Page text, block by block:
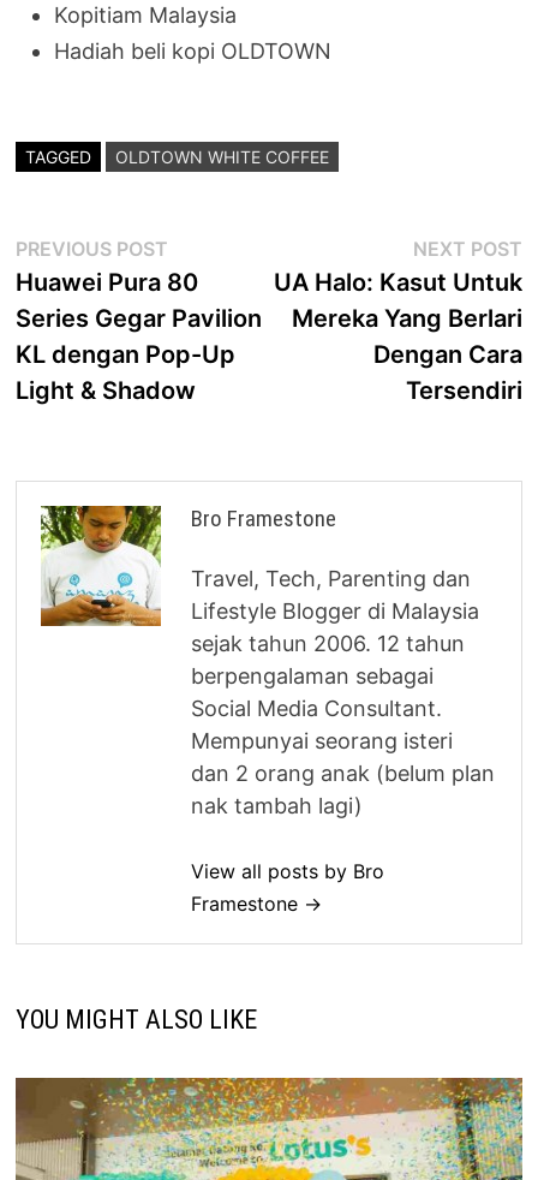
Kopitiam Malaysia
Hadiah beli kopi OLDTOWN
TAGGED OLDTOWN WHITE COFFEE
Post
navigation
PREVIOUS POST
post:
Huawei Pura 80
Series Gegar Pavilion
KL dengan Pop-Up
Light & Shadow
NEXT POST
UA Halo: Kasut Untuk
Mereka Yang Berlari
Dengan Cara
Tersendiri
Bro Framestone
Travel, Tech, Parenting dan
Lifestyle Blogger di Malaysia
sejak tahun 2006. 12 tahun
berpengalaman sebagai
Social Media Consultant.
Mempunyai seorang isteri
dan 2 orang anak (belum plan
nak tambah lagi)
View all posts by Bro
Framestone →
YOU MIGHT ALSO LIKE